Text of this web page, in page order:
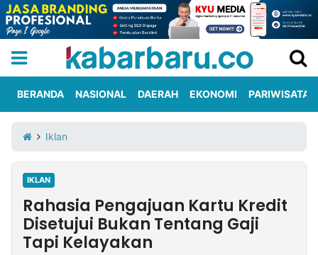
Iklan
Berita
Kami
Nasional
International
Olahraga
Entertainment
Daerah
Pariwisata
Kuliner
Kolom
BERANDA NASIONAL DAERAH EKONOMI PARIWISATA
Iklan
IKLAN
Rahasia Pengajuan Kartu Kredit
Disetujui Bukan Tentang Gaji
Tapi Kelayakan